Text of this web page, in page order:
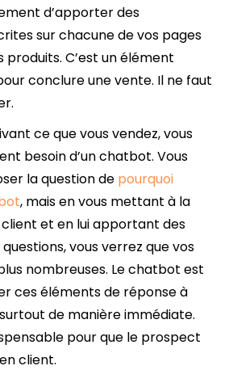
d’apporter des
sur chacune de vos pages
produits. C’est un élément
conclure une vente. Il ne faut
ce que vous vendez, vous
besoin d’un chatbot. Vous
la question de pourquoi
, mais en vous mettant à la
et en lui apportant des
vous verrez que vos
nombreuses. Le chatbot est
ces éléments de réponse à
de manière immédiate.
pour que le prospect
client.